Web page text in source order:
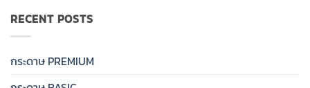
RECENT POSTS
กระดาษ PREMIUM